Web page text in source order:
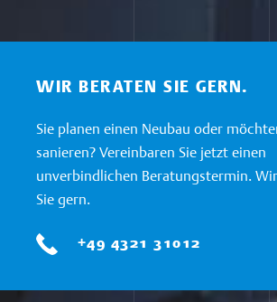
WIR BERATEN SIE GERN.
Sie planen einen Neubau oder
sanieren? Vereinbaren Sie jetzt einen
unverbindlichen Beratungstermin.
Sie gern.
+49 4321 31012